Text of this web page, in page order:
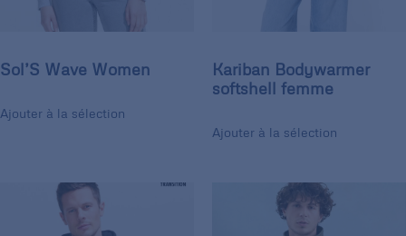
Sol’S Wave Women
Ajouter à la sélection
Kariban Bodywarmer
softshell femme
Ajouter à la sélection